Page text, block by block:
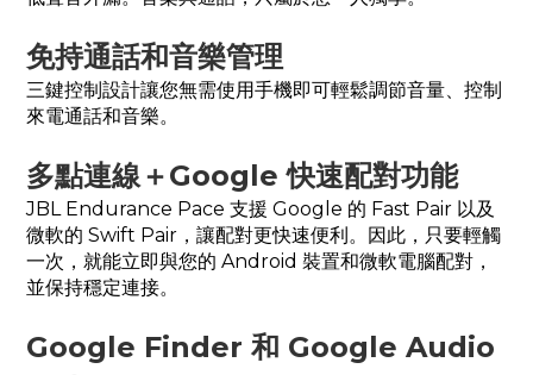
免持通話和音樂管理
三鍵控制設計讓您無需使用手機即可輕鬆調節音量、控制
來電通話和音樂。
多點連線＋Google 快速配對功能
JBL Endurance Pace 支援 Google 的 Fast Pair 以及
微軟的 Swift Pair，讓配對更快速便利。因此，只要輕觸
一次，就能立即與您的 Android 裝置和微軟電腦配對，
並保持穩定連接。
Google Finder 和 Google Audio